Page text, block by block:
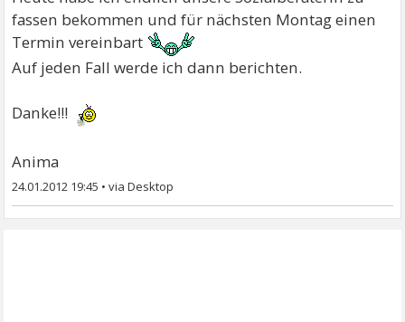
fassen bekommen und für nächsten Montag einen
Termin vereinbart
Auf jeden Fall werde ich dann berichten.
Danke!!!
Anima
24.01.2012 19:45 •